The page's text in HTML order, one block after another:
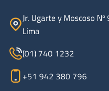
Jr. Ugarte y Moscoso
Lima
(01) 740 1232
+51 942 380 796